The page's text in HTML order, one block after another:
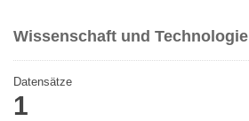
Wissenschaft und Technologie
Datensätze
1